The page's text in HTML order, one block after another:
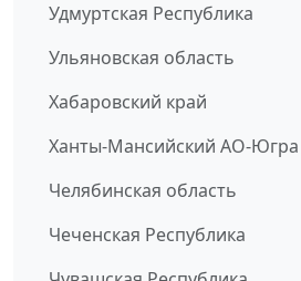
Удмуртская Республика
Ульяновская область
Хабаровский край
Ханты-Мансийский АО-Югра
Челябинская область
Чеченская Республика